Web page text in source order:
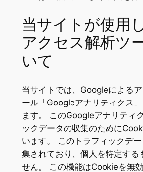
当サイトが使用
アクセス解析ツ
いて
当サイトでは、Googleによる
ール「Googleアナリティクス
ます。 このGoogleアナリティ
ックデータの収集のために
います。 このトラフィックデ
集されており、個人を特定する
せん。 この機能はCookieを無